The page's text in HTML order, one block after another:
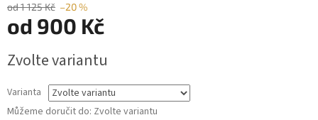
od 1 125 Kč –20 %
od 900 Kč
cena:
Zvolte variantu
Varianta
Můžeme doručit do: Zvolte variantu